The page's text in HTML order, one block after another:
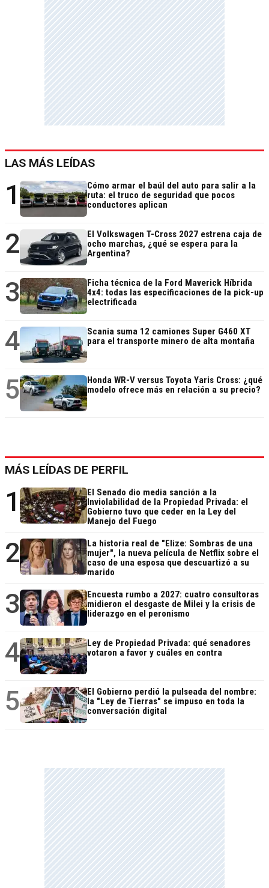
LAS MÁS LEÍDAS
1
Cómo armar el baúl del auto para salir a la
ruta: el truco de seguridad que pocos
conductores aplican
2
El Volkswagen T-Cross 2027 estrena caja de
ocho marchas, ¿qué se espera para la
Argentina?
3
Ficha técnica de la Ford Maverick Híbrida
4x4: todas las especificaciones de la pick-up
electrificada
4
Scania suma 12 camiones Super G460 XT
para el transporte minero de alta montaña
5
Honda WR-V versus Toyota Yaris Cross: ¿qué
modelo ofrece más en relación a su precio?
MÁS LEÍDAS DE PERFIL
1
El Senado dio media sanción a la
Inviolabilidad de la Propiedad Privada: el
Gobierno tuvo que ceder en la Ley del
Manejo del Fuego
2
La historia real de "Elize: Sombras de una
mujer", la nueva película de Netflix sobre el
caso de una esposa que descuartizó a su
marido
3
Encuesta rumbo a 2027: cuatro consultoras
midieron el desgaste de Milei y la crisis de
liderazgo en el peronismo
4
Ley de Propiedad Privada: qué senadores
votaron a favor y cuáles en contra
5
El Gobierno perdió la pulseada del nombre:
la "Ley de Tierras" se impuso en toda la
conversación digital